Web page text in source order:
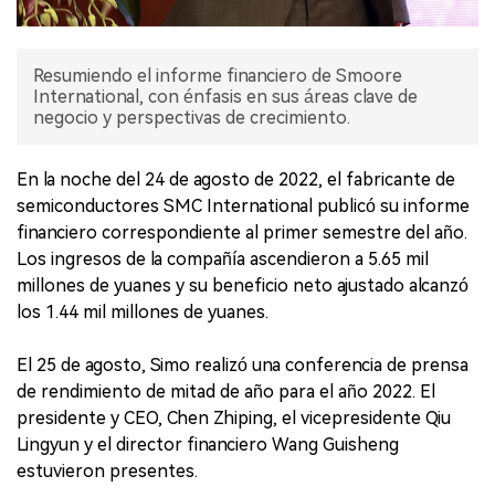
Resumiendo el informe financiero de Smoore
International, con énfasis en sus áreas clave de
negocio y perspectivas de crecimiento.
En la noche del 24 de agosto de 2022, el fabricante de
semiconductores SMC International publicó su informe
financiero correspondiente al primer semestre del año.
Los ingresos de la compañía ascendieron a 5.65 mil
millones de yuanes y su beneficio neto ajustado alcanzó
los 1.44 mil millones de yuanes.
El 25 de agosto, Simo realizó una conferencia de prensa
de rendimiento de mitad de año para el año 2022. El
presidente y CEO, Chen Zhiping, el vicepresidente Qiu
Lingyun y el director financiero Wang Guisheng
estuvieron presentes.